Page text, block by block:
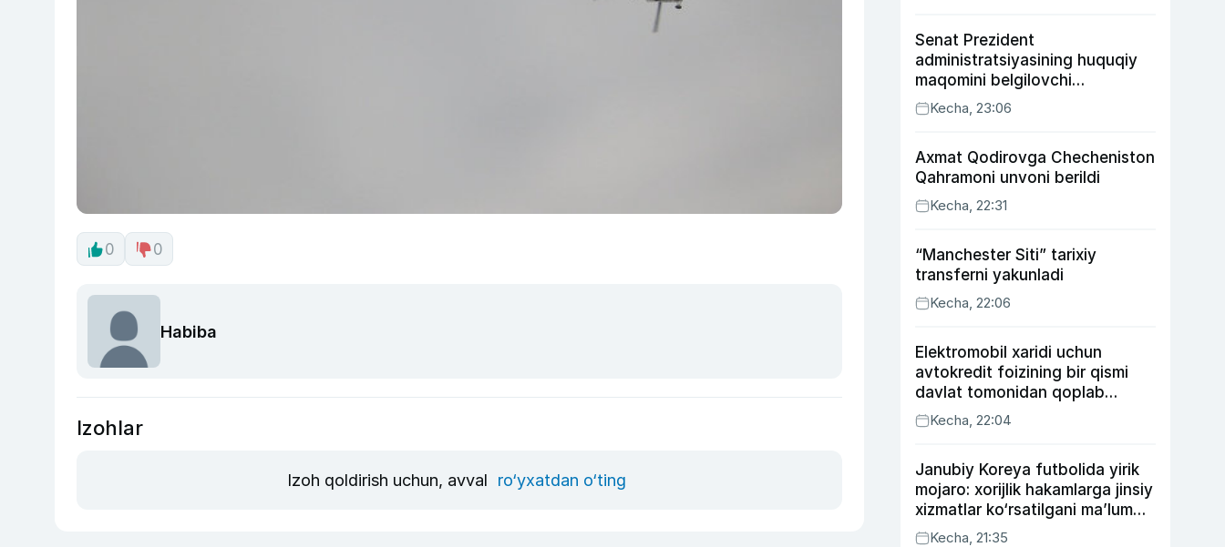
0 0
Habiba
Izohlar
Izoh qoldirish uchun, avval ro‘yxatdan o‘ting
Senat Prezident
administratsiyasining huquqiy
maqomini belgilovchi
konstitutsiyaviy qonunni
ma’qulladi
Kecha, 23:06
Axmat Qodirovga Checheniston
Qahramoni unvoni berildi
Kecha, 22:31
“Manchester Siti” tarixiy
transferni yakunladi
Kecha, 22:06
Elektromobil xaridi uchun
avtokredit foizining bir qismi
davlat tomonidan qoplab
berilishi mumkin
Kecha, 22:04
Janubiy Koreya futbolida yirik
mojaro: xorijlik hakamlarga jinsiy
xizmatlar ko‘rsatilgani ma’lum
qilindi
Kecha, 21:35